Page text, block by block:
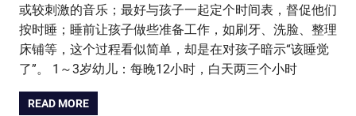
或较刺激的音乐；最好与孩子一起定个时间表，督促他们
按时睡；睡前让孩子做些准备工作，如刷牙、洗脸、整理
床铺等，这个过程看似简单，却是在对孩子暗示“该睡觉
了”。 1～3岁幼儿：每晚12小时，白天两三个小时
READ MORE